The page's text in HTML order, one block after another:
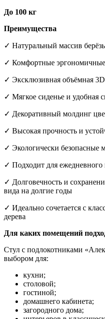
До 100 кг
Преимущества
✓ Натуральный массив
✓ Комфортные
✓ Эксклюзивная объёмная
✓ Мягкое сиденье и удобная
✓ Декоративный молдинг
✓ Высокая прочность и
✓ Экологически безопасные
✓ Подходит для ежедневного
✓ Долговечность и
вида на долгие годы
✓ Идеально сочетается с
дерева
Для каких помещений
Стул с подлокотниками
выбором для:
кухни;
столовой;
гостиной;
домашнего кабинета;
загородного дома;